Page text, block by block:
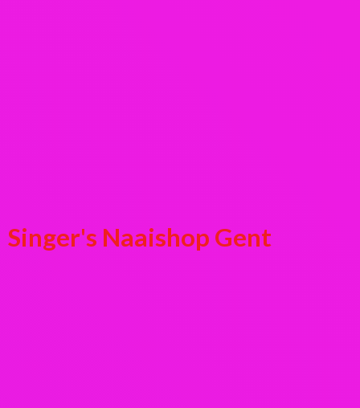
Singer's Naaishop Gent